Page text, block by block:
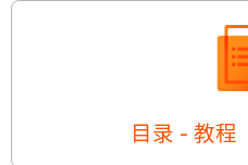
目录 - 教程